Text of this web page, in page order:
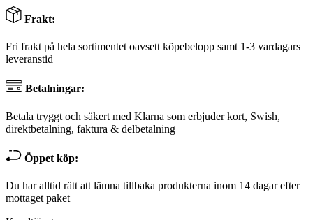
Frakt:
Fri frakt på hela sortimentet oavsett köpebelopp samt 1-3 vardagars
leveranstid
Betalningar:
Betala tryggt och säkert med Klarna som erbjuder kort, Swish,
direktbetalning, faktura & delbetalning
Öppet köp:
Du har alltid rätt att lämna tillbaka produkterna inom 14 dagar efter
mottaget paket